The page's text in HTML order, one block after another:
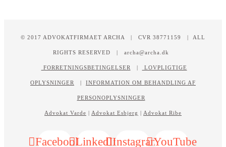
© 2017 ADVOKATFIRMAET ARCHA | CVR 38771159 | ALL
RIGHTS RESERVED | archa@archa.dk
FORRETNINGSBETINGELSER LOVPLIGTIGE
OPLYSNINGER INFORMATION OM BEHANDLING AF
PERSONOPLYSNINGER
Advokat Varde Advokat Esbjerg Advokat Ribe
FacebookLinkedInInstagramYouTube